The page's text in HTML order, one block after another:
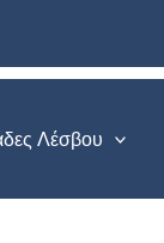
Λέσβου